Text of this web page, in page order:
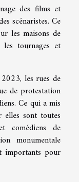
des films et
scénaristes. Ce
les maisons de
tournages et
les rues de
de protestation
Ce qui a mis
sont toutes
comédiens de
monumentale
importants pour